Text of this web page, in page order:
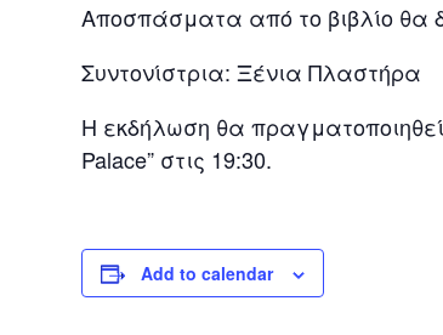
Αποσπάσματα από το βιβλίο
Συντονίστρια: Ξένια Πλαστήρα
Η εκδήλωση θα
Palace” στις 19:30.
Add to calendar